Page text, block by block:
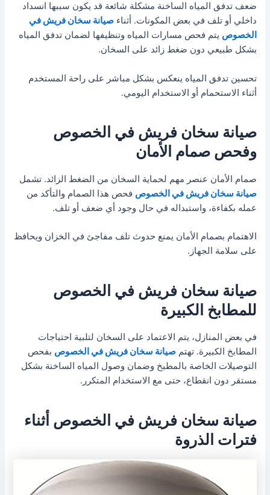
ضعف تدفق المياه الساخنة مشكلة شائعة قد يكون سببها انسداد
داخلي أو تلف في بعض المكونات. أثناءصيانة سخان فريش في
الخصوص يتم فحص مسارات المياه وتنظيفها لضمان تدفق المياه
بشكل طبيعي دون ضغط زائد على السخان.
تحسين تدفق المياه ينعكس بشكل مباشر على راحة المستخدم
أثناء الاستحمام أو الاستخدام اليومي.
صيانة سخان فريش في الخصوص
وفحص صمام الأمان
صمام الأمان عنصر مهم لحماية السخان من الضغط الزائد. تشمل
صيانة سخان فريش في الخصوص فحص هذا الصمام والتأكد من
عمله بكفاءة، واستبداله في حال وجود أي ضعف أو تلف.
الاهتمام بصمام الأمان يمنع حدوث تلف مفاجئ في الخزان ويحافظ
على سلامة الجهاز.
صيانة سخان فريش في الخصوص
للمطابخ الكبيرة
في بعض المنازل، يتم الاعتماد على السخان لتلبية احتياجات
المطابخ الكبيرة. تهتمصيانة سخان فريش في الخصوص بفحص
التوصيلات الخاصة بالمطبخ وضمان وصول المياه الساخنة بشكل
مستقر دون انقطاع، حتى مع الاستخدام المتكرر.
صيانة سخان فريش في الخصوص أثناء
فترات الذروة